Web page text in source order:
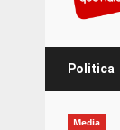
Politica
Media